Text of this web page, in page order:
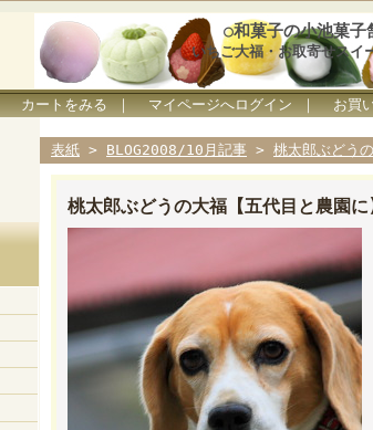
○和菓子の小池菓子
いちご大福・お取寄せスイ
カートをみる ｜ マイページへログイン ｜ お買
表紙 > BLOG2008/10月記事 > 桃太郎ぶどう
桃太郎ぶどうの大福【五代目と農園に